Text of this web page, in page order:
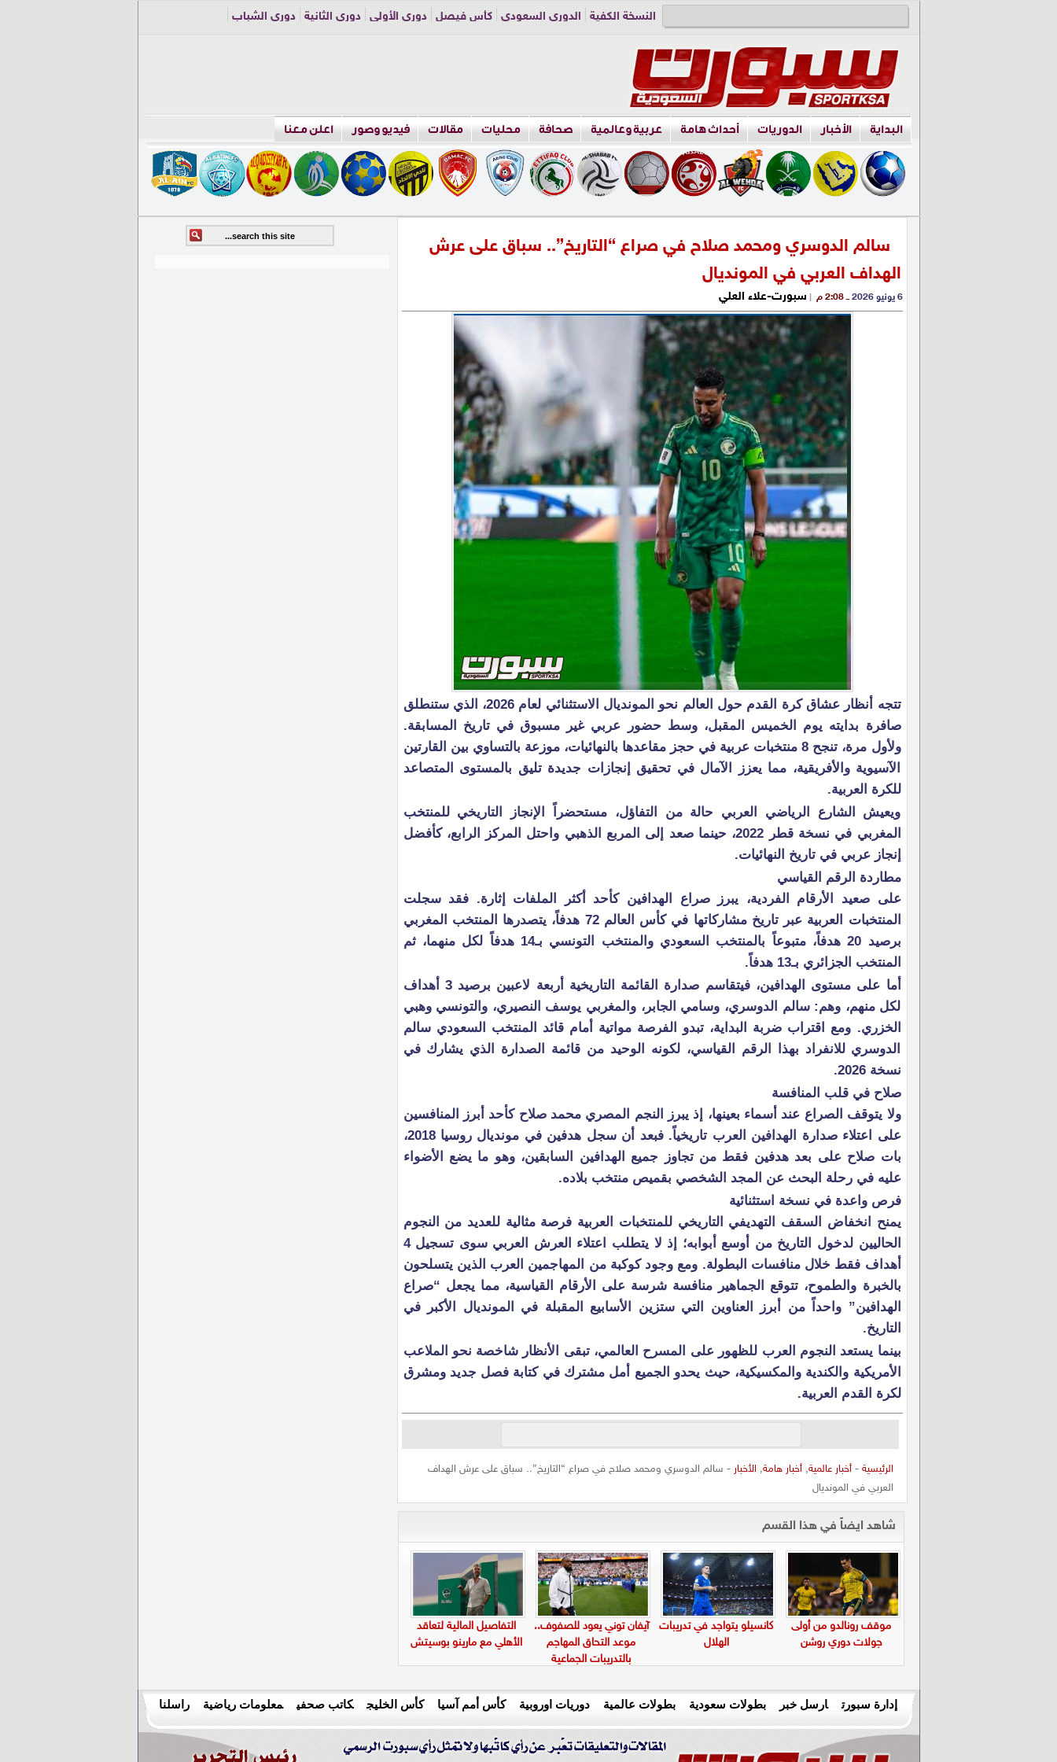
النسخة الكفية الدوري السعودي كأس فيصل دوري الأولى دوري الثانية
دوري الشباب
البداية الأخبار الدوريات أحداث هامة عربية وعالمية صحافة محليات مقالات فيديو وصور اعلن معنا
سالم الدوسري ومحمد صلاح في صراع “التاريخ”.. سباق على عرش
الهداف العربي في المونديال
6 يونيو 2026 ــ 2:08 م | سبورت-علاء العلي
تتجه أنظار عشاق كرة القدم حول العالم نحو المونديال الاستثنائي لعام 2026، الذي ستنطلق
صافرة بدايته يوم الخميس المقبل، وسط حضور عربي غير مسبوق في تاريخ المسابقة.
ولأول مرة، تنجح 8 منتخبات عربية في حجز مقاعدها بالنهائيات، موزعة بالتساوي بين القارتين
الآسيوية والأفريقية، مما يعزز الآمال في تحقيق إنجازات جديدة تليق بالمستوى المتصاعد
للكرة العربية.
ويعيش الشارع الرياضي العربي حالة من التفاؤل، مستحضراً الإنجاز التاريخي للمنتخب
المغربي في نسخة قطر 2022، حينما صعد إلى المربع الذهبي واحتل المركز الرابع، كأفضل
إنجاز عربي في تاريخ النهائيات.
مطاردة الرقم القياسي
على صعيد الأرقام الفردية، يبرز صراع الهدافين كأحد أكثر الملفات إثارة. فقد سجلت
المنتخبات العربية عبر تاريخ مشاركاتها في كأس العالم 72 هدفاً، يتصدرها المنتخب المغربي
برصيد 20 هدفاً، متبوعاً بالمنتخب السعودي والمنتخب التونسي بـ14 هدفاً لكل منهما، ثم
المنتخب الجزائري بـ13 هدفاً.
أما على مستوى الهدافين، فيتقاسم صدارة القائمة التاريخية أربعة لاعبين برصيد 3 أهداف
لكل منهم، وهم: سالم الدوسري، وسامي الجابر، والمغربي يوسف النصيري، والتونسي وهبي
الخزري. ومع اقتراب ضربة البداية، تبدو الفرصة مواتية أمام قائد المنتخب السعودي سالم
الدوسري للانفراد بهذا الرقم القياسي، لكونه الوحيد من قائمة الصدارة الذي يشارك في
نسخة 2026.
صلاح في قلب المنافسة
ولا يتوقف الصراع عند أسماء بعينها، إذ يبرز النجم المصري محمد صلاح كأحد أبرز المنافسين
على اعتلاء صدارة الهدافين العرب تاريخياً. فبعد أن سجل هدفين في مونديال روسيا 2018،
بات صلاح على بعد هدفين فقط من تجاوز جميع الهدافين السابقين، وهو ما يضع الأضواء
عليه في رحلة البحث عن المجد الشخصي بقميص منتخب بلاده.
فرص واعدة في نسخة استثنائية
يمنح انخفاض السقف التهديفي التاريخي للمنتخبات العربية فرصة مثالية للعديد من النجوم
الحاليين لدخول التاريخ من أوسع أبوابه؛ إذ لا يتطلب اعتلاء العرش العربي سوى تسجيل 4
أهداف فقط خلال منافسات البطولة. ومع وجود كوكبة من المهاجمين العرب الذين يتسلحون
بالخبرة والطموح، تتوقع الجماهير منافسة شرسة على الأرقام القياسية، مما يجعل “صراع
الهدافين” واحداً من أبرز العناوين التي ستزين الأسابيع المقبلة في المونديال الأكبر في
التاريخ.
بينما يستعد النجوم العرب للظهور على المسرح العالمي، تبقى الأنظار شاخصة نحو الملاعب
الأمريكية والكندية والمكسيكية، حيث يحدو الجميع أمل مشترك في كتابة فصل جديد ومشرق
لكرة القدم العربية.
الرئيسية -أخبار عالمية,أخبار هامة, الأخبار - سالم الدوسري ومحمد صلاح في صراع “التاريخ”.. سباق على عرش الهداف
العربي في المونديال
شاهد ايضاً في هذا القسم
موقف رونالدو من أولى
جولات دوري روشن
كانسيلو يتواجد في تدريبات
الهلال
آيفان توني يعود للصفوف..
موعد التحاق المهاجم
بالتدريبات الجماعية
التفاصيل المالية لتعاقد
الأهلي مع مارينو بوسيتش
إدارة سبورت ارسل خبر بطولات سعودية بطولات عالمية دوريات اوروبية كأس أمم آسيا كأس الخليج كاتب صحفي معلومات رياضية راسلنا